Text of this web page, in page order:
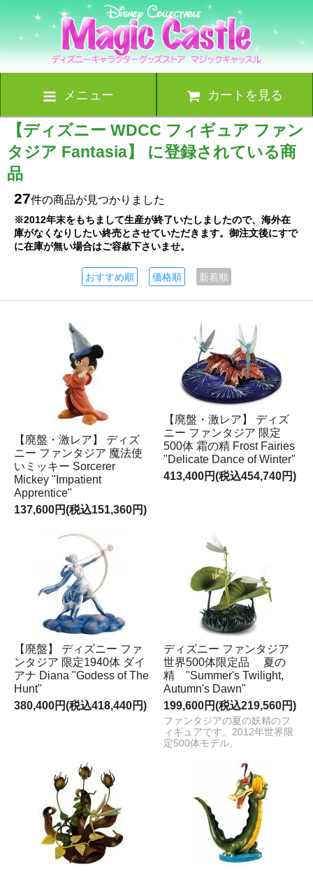
メニュー カートを見る
【ディズニー WDCC フィギュア ファン
タジア Fantasia】 に登録されている商
品
27件の商品が見つかりました
※2012年末をもちまして生産が終了いたしましたので、海外在
庫がなくなりしたい終売とさせていただきます。御注文後にすで
に在庫が無い場合はご容赦下さいませ。
おすすめ順 価格順 新着順
【廃盤・激レア】 ディズ
ニー ファンタジア 魔法使
いミッキー Sorcerer
Mickey "Impatient
Apprentice"
137,600円(税込151,360円)
【廃盤・激レア】 ディズ
ニー ファンタジア 限定
500体 霜の精 Frost Fairies
"Delicate Dance of Winter"
413,400円(税込454,740円)
【廃盤】 ディズニー ファ
ンタジア 限定1940体 ダイ
アナ Diana "Godess of The
Hunt"
380,400円(税込418,440円)
ディズニー ファンタジア
世界500体限定品 夏の
精 "Summer's Twilight,
Autumn's Dawn"
199,600円(税込219,560円)
ファンタジアの夏の妖精のフ
ィギュアです。2012年世界限
定500体モデル。